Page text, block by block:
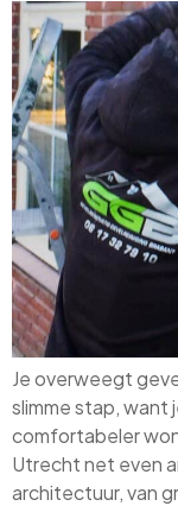
Je overweegt
slimme stap, want
comfortabeler
Utrecht net even
architectuur, van